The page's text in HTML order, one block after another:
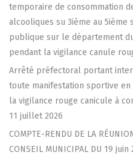
temporaire de consommation
alcooliques su 3ième au 5ième
publique sur le département
pendant la vigilance canule
Arrêté préfectoral portant
toute manifestation sportive en
la vigilance rouge canicule à
11 juillet 2026
COMPTE-RENDU DE LA
CONSEIL MUNICIPAL DU 19 juin